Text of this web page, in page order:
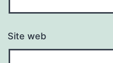
Site web